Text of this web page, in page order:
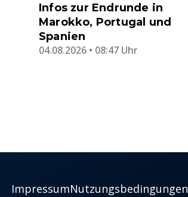
Infos zur Endrunde in
Marokko, Portugal und
Spanien
04.08.2026 • 08:47 Uhr
ImpressumNutzungsbedingungen